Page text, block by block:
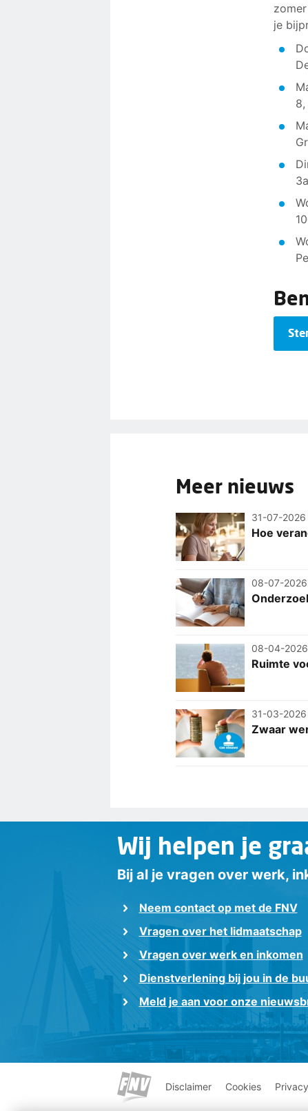
je
8,
Meer nieuws
31-07-2026
Hoe
08-07-2026
08-04-2026
Ruimte
31-03-2026
Zwaar
Wij helpen je
Bij al je vragen over werk,
Neem contact op met de FNV
Vragen over het lidmaatschap
Vragen over werk en inkomen
Dienstverlening bij jou in de
Meld je aan voor onze
Disclaimer Cookies Privacy